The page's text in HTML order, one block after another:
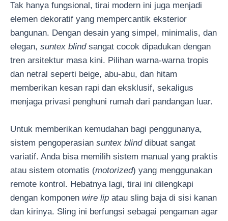
Tak hanya fungsional, tirai modern ini juga menjadi
elemen dekoratif yang mempercantik eksterior
bangunan. Dengan desain yang simpel, minimalis, dan
elegan, suntex blindsangat cocok dipadukan dengan
tren arsitektur masa kini. Pilihan warna-warna tropis
dan netral seperti beige, abu-abu, dan hitam
memberikan kesan rapi dan eksklusif, sekaligus
menjaga privasi penghuni rumah dari pandangan luar.
Untuk memberikan kemudahan bagi penggunanya,
sistem pengoperasian suntex blinddibuat sangat
variatif. Anda bisa memilih sistem manual yang praktis
atau sistem otomatis (motorized) yang menggunakan
remote kontrol. Hebatnya lagi, tirai ini dilengkapi
dengan komponen wire lip atau sling baja di sisi kanan
dan kirinya. Sling ini berfungsi sebagai pengaman agar